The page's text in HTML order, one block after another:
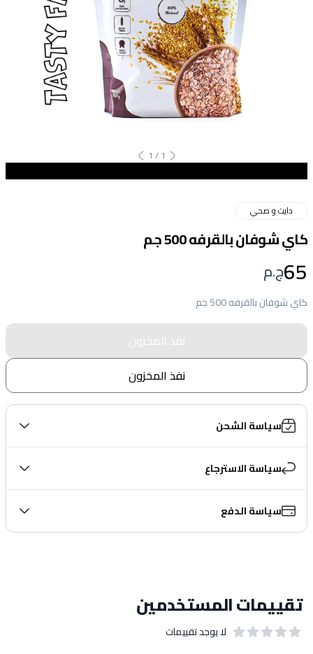
1
/
1
دايت و صحي
كاي شوفان بالقرفه 500 جم
65ج.م
كاي شوفان بالقرفه 500 جم
نفذ المخزون
نفذ المخزون
سياسة الشحن
سياسة الاسترجاع
سياسة الدفع
تقييمات المستخدمين
لا يوجد تقييمات